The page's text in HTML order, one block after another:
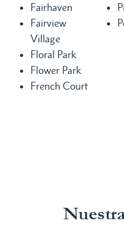
Fairhaven
Fairview
Village
Floral Park
Flower Park
French Court